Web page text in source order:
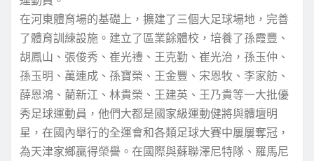
在河東體育場的基礎上，擴建了三個大足球場地，完善
了體育訓練設施。建立了區業餘體校，培養了孫霞豐、
胡鳳山、張俊秀、崔光禮、王克勤、崔光治，孫玉仲、
孫玉明、萬連成、孫寶榮、王金豐、宋恩牧、李家舫、
薛恩鴻、藺新江、林貴榮、王建英、王乃貴等一大批優
秀足球運動員，他們大都是國家級運動健將與體壇明
星，在國內舉行的全運會和各類足球大賽中屢屢奪冠，
為天津家鄉贏得榮譽。在國際與蘇聯澤尼特隊、羅馬尼